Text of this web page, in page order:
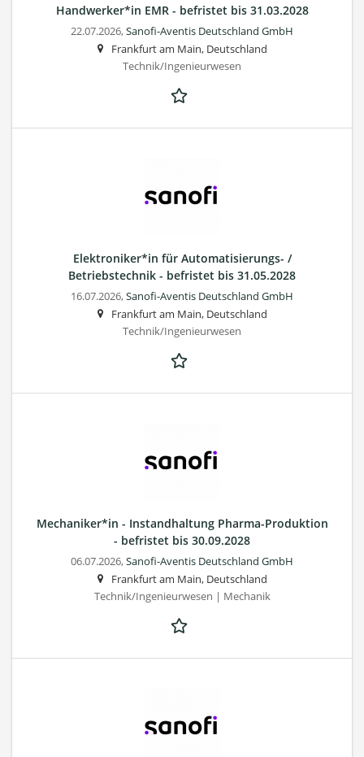
Handwerker*in EMR - befristet bis 31.03.2028
22.07.2026,Sanofi-Aventis Deutschland GmbH
Frankfurt am Main, Deutschland
Technik/Ingenieurwesen
Elektroniker*in für Automatisierungs- /
Betriebstechnik - befristet bis 31.05.2028
16.07.2026,Sanofi-Aventis Deutschland GmbH
Frankfurt am Main, Deutschland
Technik/Ingenieurwesen
Mechaniker*in - Instandhaltung Pharma-Produktion
- befristet bis 30.09.2028
06.07.2026,Sanofi-Aventis Deutschland GmbH
Frankfurt am Main, Deutschland
Technik/Ingenieurwesen | Mechanik